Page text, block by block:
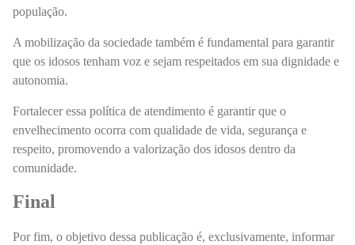
população.
A mobilização da sociedade também é fundamental para garantir
que os idosos tenham voz e sejam respeitados em sua dignidade e
autonomia.
Fortalecer essa política de atendimento é garantir que o
envelhecimento ocorra com qualidade de vida, segurança e
respeito, promovendo a valorização dos idosos dentro da
comunidade.
Final
Por fim, o objetivo dessa publicação é, exclusivamente, informar